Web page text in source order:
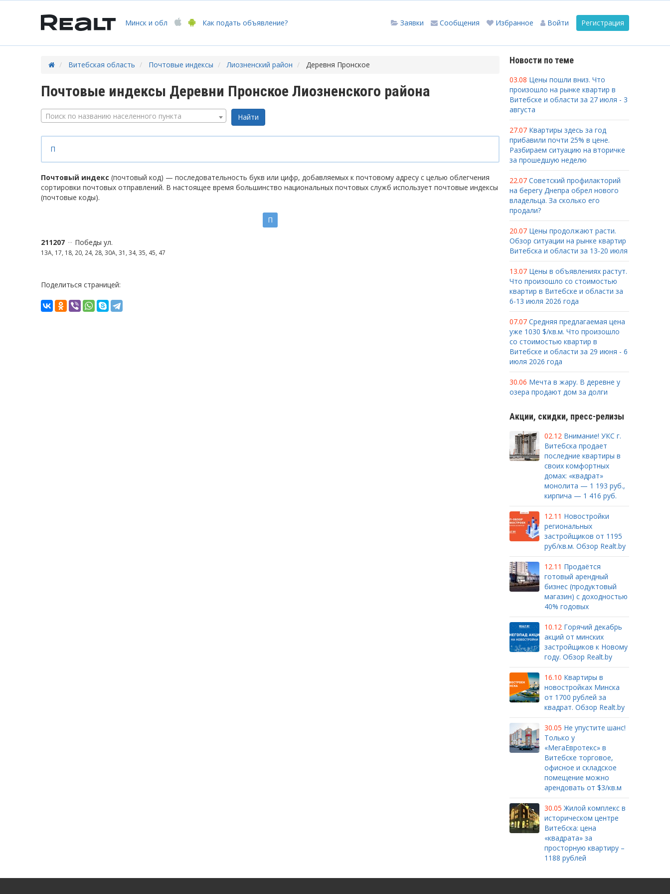
Минск и обл Как подать объявление? Регистрация
Войти
Избранное
Сообщения
Заявки
Витебская область Почтовые индексы Лиозненский район Деревня Пронское
Почтовые индексы Деревни Пронское Лиозненского района
Поиск по названию населенного пункта
П
Почтовый индекс (почтовый код) — последовательность букв или цифр, добавляемых к почтовому адресу с целью облегчения
сортировки почтовых отправлений. В настоящее время большинство национальных почтовых служб использует почтовые индексы
(почтовые коды).
П
211207 Победы ул.
13А, 17, 18, 20, 24, 28, 30А, 31, 34, 35, 45, 47
Поделиться страницей:
Новости по теме
03.08 Цены пошли вниз. Что
произошло на рынке квартир в
Витебске и области за 27 июля - 3
августа
27.07 Квартиры здесь за год
прибавили почти 25% в цене.
Разбираем ситуацию на вторичке
за прошедшую неделю
22.07 Советский профилакторий
на берегу Днепра обрел нового
владельца. За сколько его
продали?
20.07 Цены продолжают расти.
Обзор ситуации на рынке квартир
Витебска и области за 13-20 июля
13.07 Цены в объявлениях растут.
Что произошло со стоимостью
квартир в Витебске и области за
6-13 июля 2026 года
07.07 Средняя предлагаемая цена
уже 1030 $/кв.м. Что произошло
со стоимостью квартир в
Витебске и области за 29 июня - 6
июля 2026 года
30.06 Мечта в жару. В деревне у
озера продают дом за долги
Акции, скидки, пресс-релизы
02.12 Внимание! УКС г.
Витебска продает
последние квартиры в
своих комфортных
домах: «квадрат»
монолита — 1 193 руб.,
кирпича — 1 416 руб.
12.11 Новостройки
региональных
застройщиков от 1195
руб/кв.м. Обзор Realt.by
12.11 Продаётся
готовый арендный
бизнес (продуктовый
магазин) с доходностью
40% годовых
10.12 Горячий декабрь
акций от минских
застройщиков к Новому
году. Обзор Realt.by
16.10 Квартиры в
новостройках Минска
от 1700 рублей за
квадрат. Обзор Realt.by
30.05 Не упустите шанс!
Только у
«МегаЕвротекс» в
Витебске торговое,
офисное и складское
помещение можно
арендовать от $3/кв.м
30.05 Жилой комплекс в
историческом центре
Витебска: цена
«квадрата» за
просторную квартиру –
1188 рублей